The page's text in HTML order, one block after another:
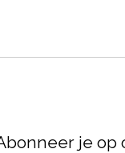
je op